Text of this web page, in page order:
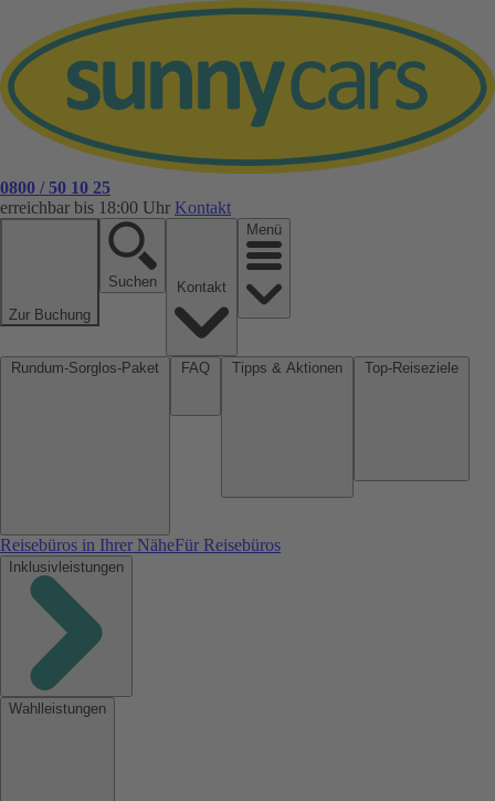
0800 / 50 10 25
erreichbar bis 18:00 Uhr Kontakt
Zur Buchung
Suchen
Menü
Reisebüros in Ihrer NäheFür Reisebüros
Inklusivleistungen
Wahlleistungen